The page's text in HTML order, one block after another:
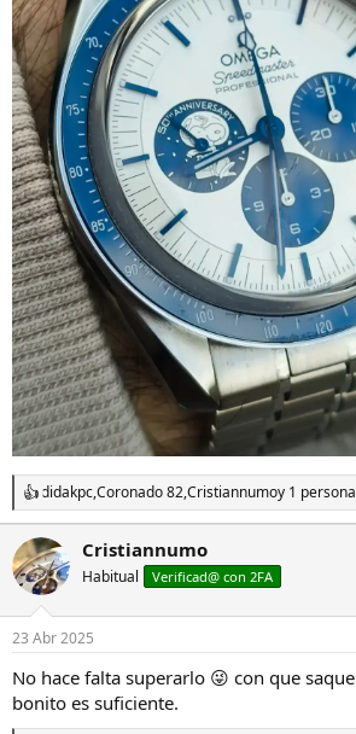
R
e
a
c
c
i
o
n
e
s
didakpc,Coronado 82,Cristiannumoy 1
Cristiannumo
Habitual Verificad@ con 2FA
23 Abr 2025
No hace falta superarlo 😜 con que
bonito es suficiente.